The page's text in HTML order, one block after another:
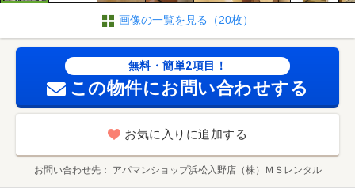
画像の一覧を見る（20枚）
無料・簡単2項目！
この物件にお問い合わせする
お気に入りに追加する
お問い合わせ先 アパマンショップ浜松入野店（株）ＭＳレンタル